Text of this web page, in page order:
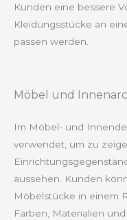
Kunden eine bessere
Kleidungsstücke an
passen werden.
Möbel und
Im Möbel- und
verwendet, um zu
aussehen. Kunden
Möbelstücke in einem
Farben, Materialien